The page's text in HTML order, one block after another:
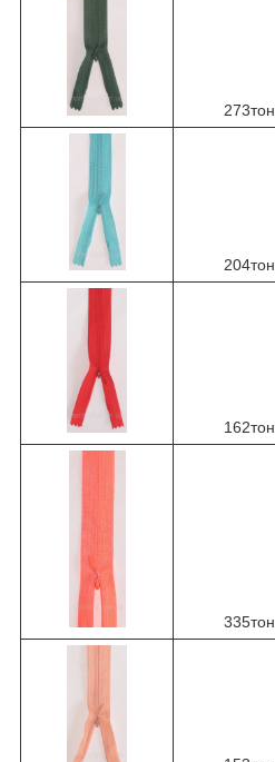
273тон
204тон
162тон
335тон